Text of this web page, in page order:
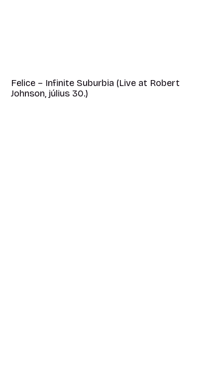
Felice – Infinite Suburbia (Live at Robert
Johnson, július 30.)